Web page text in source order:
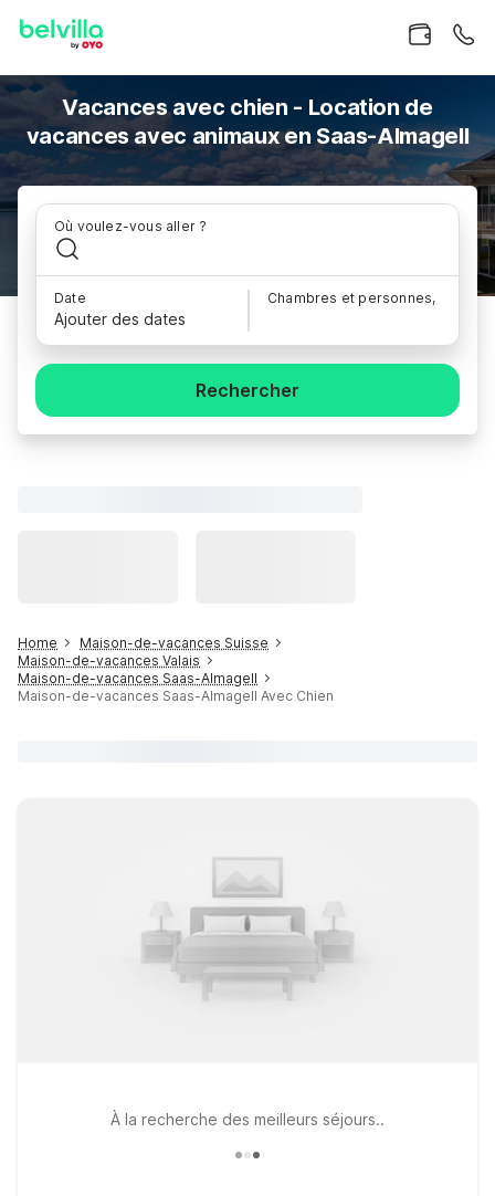
Vacances avec chien - Location de
vacances avec animaux en Saas-Almagell
Où voulez-vous aller ?
Date
Ajouter des dates
Chambres et personnes,
Rechercher
Home
Maison-de-vacances Suisse
Maison-de-vacances Valais
Maison-de-vacances Saas-Almagell
Maison-de-vacances Saas-Almagell Avec Chien
À la recherche des meilleurs séjours..